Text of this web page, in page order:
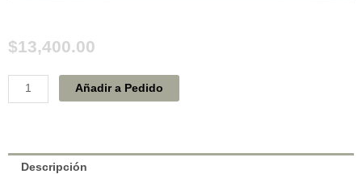
$13,400.00
Zorgo
preservado
cantidad
Añadir a Pedido
Descripción